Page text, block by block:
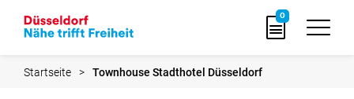
zur
Startseite
0
Startseite Townhouse Stadthotel Düsseldorf